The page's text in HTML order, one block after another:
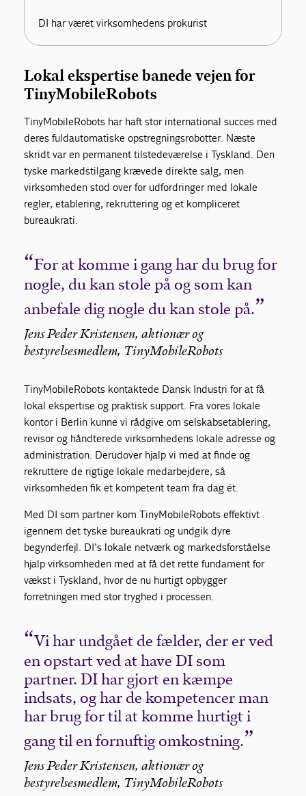
DI har været virksomhedens prokurist
Lokal ekspertise banede vejen for
TinyMobileRobots
TinyMobileRobots har haft stor international succes med
deres fuldautomatiske opstregningsrobotter. Næste
skridt var en permanent tilstedeværelse i Tyskland. Den
tyske markedstilgang krævede direkte salg, men
virksomheden stod over for udfordringer med lokale
regler, etablering, rekruttering og et kompliceret
bureaukrati.
For at komme i gang har du brug for
nogle, du kan stole på og som kan
anbefale dig nogle du kan stole på.
Jens Peder Kristensen, aktionær og
bestyrelsesmedlem, TinyMobileRobots
TinyMobileRobots kontaktede Dansk Industri for at få
lokal ekspertise og praktisk support. Fra vores lokale
kontor i Berlin kunne vi rådgive om selskabsetablering,
revisor og håndterede virksomhedens lokale adresse og
administration. Derudover hjalp vi med at finde og
rekruttere de rigtige lokale medarbejdere, så
virksomheden fik et kompetent team fra dag ét.
Med DI som partner kom TinyMobileRobots effektivt
igennem det tyske bureaukrati og undgik dyre
begynderfejl. DI’s lokale netværk og markedsforståelse
hjalp virksomheden med at få det rette fundament for
vækst i Tyskland, hvor de nu hurtigt opbygger
forretningen med stor tryghed i processen.
Vi har undgået de fælder, der er ved
en opstart ved at have DI som
partner. DI har gjort en kæmpe
indsats, og har de kompetencer man
har brug for til at komme hurtigt i
gang til en fornuftig omkostning.
Jens Peder Kristensen, aktionær og
bestyrelsesmedlem, TinyMobileRobots